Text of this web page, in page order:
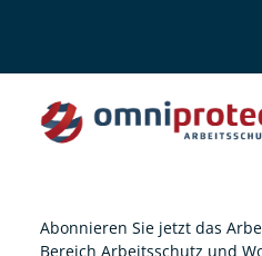
Abonnieren Sie jetzt das
Bereich Arbeitsschutz und